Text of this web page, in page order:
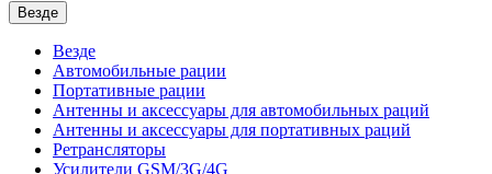
Везде
Везде
Автомобильные рации
Портативные рации
Антенны и аксессуары для автомобильных раций
Антенны и аксессуары для портативных раций
Ретрансляторы
Усилители GSM/3G/4G